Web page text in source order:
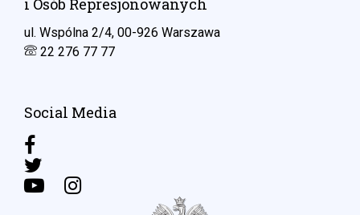
i Osób Represjonowanych
ul. Wspólna 2/4, 00-926 Warszawa
22 276 77 77
Social Media